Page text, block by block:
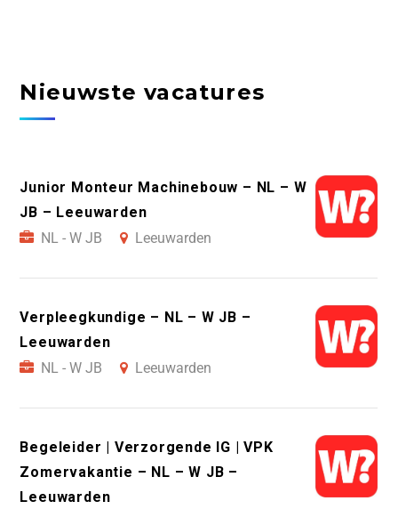
Nieuwste vacatures
Junior Monteur Machinebouw – NL – W
JB – Leeuwarden
NL - W JB
Leeuwarden
Verpleegkundige – NL – W JB –
Leeuwarden
NL - W JB
Leeuwarden
Begeleider | Verzorgende IG | VPK
Zomervakantie – NL – W JB –
Leeuwarden